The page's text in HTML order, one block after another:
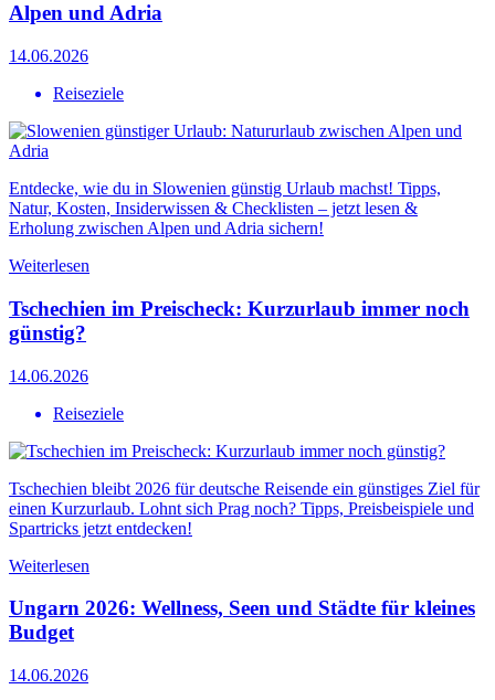
Alpen und Adria
14.06.2026
Reiseziele
Entdecke, wie du in Slowenien günstig Urlaub machst! Tipps,
Natur, Kosten, Insiderwissen & Checklisten – jetzt lesen &
Erholung zwischen Alpen und Adria sichern!
Weiterlesen
Tschechien im Preischeck: Kurzurlaub immer noch
günstig?
14.06.2026
Reiseziele
Tschechien bleibt 2026 für deutsche Reisende ein günstiges Ziel für
einen Kurzurlaub. Lohnt sich Prag noch? Tipps, Preisbeispiele und
Spartricks jetzt entdecken!
Weiterlesen
Ungarn 2026: Wellness, Seen und Städte für kleines
Budget
14.06.2026